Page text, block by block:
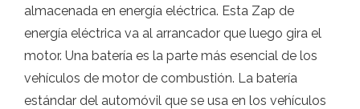
almacenada en energía eléctrica. Esta Zap de
energía eléctrica va al arrancador que luego gira el
motor. Una batería es la parte más esencial de los
vehículos de motor de combustión. La batería
estándar del automóvil que se usa en los vehículos